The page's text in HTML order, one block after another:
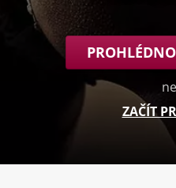
ZAČÍT